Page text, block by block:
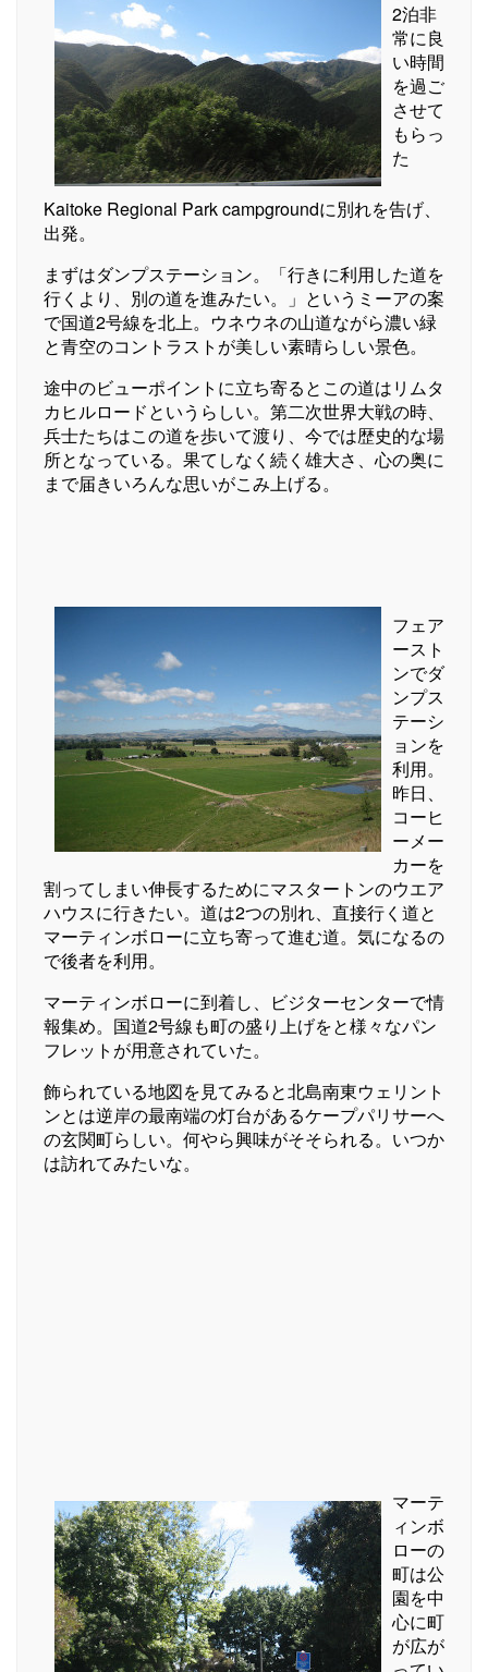
2泊非
常に良
い時間
を過ご
させて
もらっ
た
Kaitoke Regional Park campgroundに別れを告げ、
出発。
まずはダンプステーション。「行きに利用した道を
行くより、別の道を進みたい。」というミーアの案
で国道2号線を北上。ウネウネの山道ながら濃い緑
と青空のコントラストが美しい素晴らしい景色。
途中のビューポイントに立ち寄るとこの道はリムタ
カヒルロードというらしい。第二次世界大戦の時、
兵士たちはこの道を歩いて渡り、今では歴史的な場
所となっている。果てしなく続く雄大さ、心の奥に
まで届きいろんな思いがこみ上げる。
フェア
ースト
ンでダ
ンプス
テーシ
ョンを
利用。
昨日、
コーヒ
ーメー
カーを
割ってしまい伸長するためにマスタートンのウエア
ハウスに行きたい。道は2つの別れ、直接行く道と
マーティンボローに立ち寄って進む道。気になるの
で後者を利用。
マーティンボローに到着し、ビジターセンターで情
報集め。国道2号線も町の盛り上げをと様々なパン
フレットが用意されていた。
飾られている地図を見てみると北島南東ウェリント
ンとは逆岸の最南端の灯台があるケープパリサーへ
の玄関町らしい。何やら興味がそそられる。いつか
は訪れてみたいな。
マーテ
ィンボ
ローの
町は公
園を中
心に町
が広が